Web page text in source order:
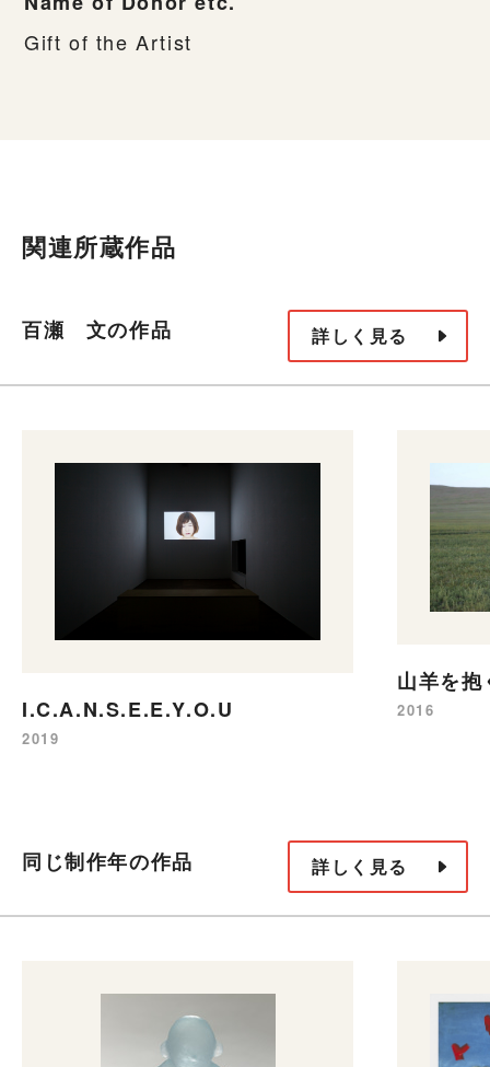
Gift of the Artist
関連所蔵作品
百瀬 文の作品 詳しく見る
I.C.A.N.S.E.E.Y.O.U
2019
山羊を
2016
同じ制作年の作品 詳しく見る